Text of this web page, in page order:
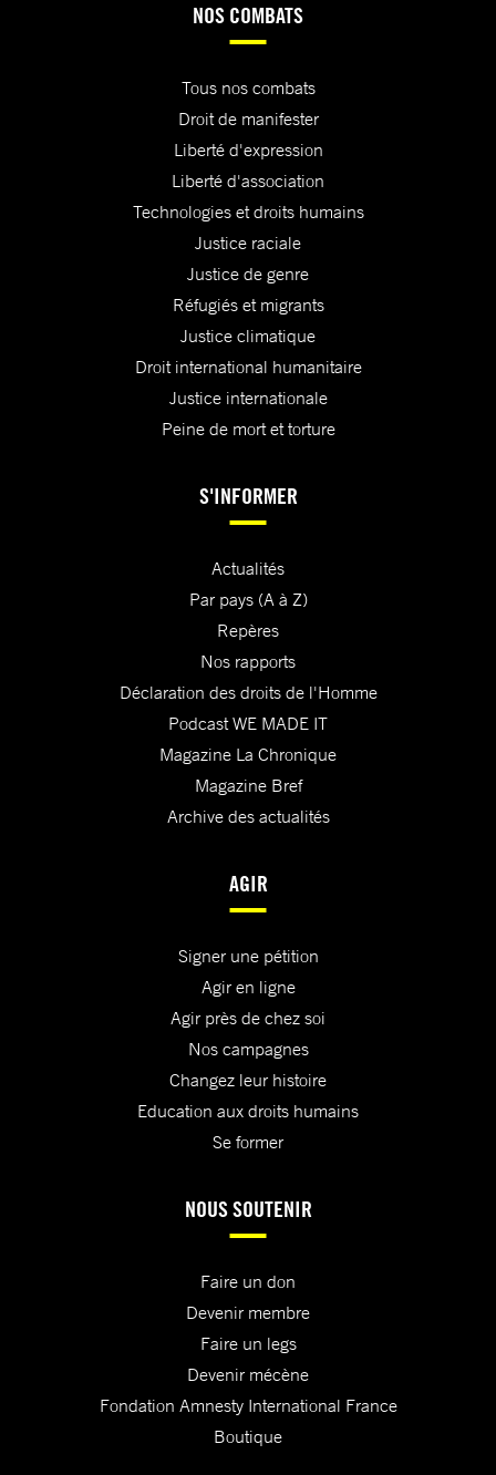
NOS COMBATS
Tous nos combats
Droit de manifester
Liberté d'expression
Liberté d'association
Technologies et droits humains
Justice raciale
Justice de genre
Réfugiés et migrants
Justice climatique
Droit international humanitaire
Justice internationale
Peine de mort et torture
S'INFORMER
Actualités
Par pays (A à Z)
Repères
Nos rapports
Déclaration des droits de l'Homme
Podcast WE MADE IT
Magazine La Chronique
Magazine Bref
Archive des actualités
AGIR
Signer une pétition
Agir en ligne
Agir près de chez soi
Nos campagnes
Changez leur histoire
Education aux droits humains
Se former
NOUS SOUTENIR
Faire un don
Devenir membre
Faire un legs
Devenir mécène
Fondation Amnesty International France
Boutique